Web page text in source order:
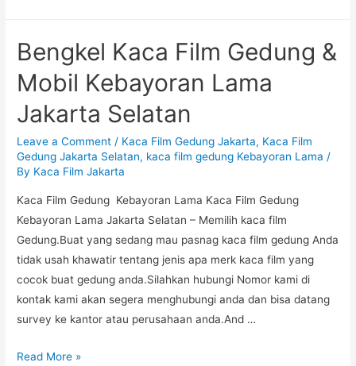
Jual
film
Gedung
Mampang
Prapatan
Bengkel Kaca Film Gedung &
Mobil Kebayoran Lama
Jakarta Selatan
Leave a Comment / Kaca Film Gedung Jakarta, Kaca Film
Gedung Jakarta Selatan, kaca film gedung Kebayoran Lama /
By Kaca Film Jakarta
Kaca Film Gedung Kebayoran Lama Kaca Film Gedung
Kebayoran Lama Jakarta Selatan – Memilih kaca film
Gedung.Buat yang sedang mau pasnag kaca film gedung Anda
tidak usah khawatir tentang jenis apa merk kaca film yang
cocok buat gedung anda.Silahkan hubungi Nomor kami di
kontak kami akan segera menghubungi anda dan bisa datang
survey ke kantor atau perusahaan anda.And …
Bengkel
Read More »